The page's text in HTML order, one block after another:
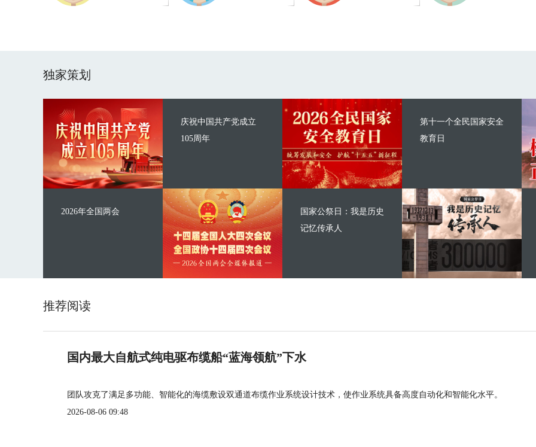
独家策划
庆祝中国共产党成立
105周年
2026年全国两会
第十一个全民国家安全
教育日
国家公祭日：我是历史
记忆传承人
推荐阅读
国内最大自航式纯电驱布缆船“蓝海领航”下水
团队攻克了满足多功能、智能化的海缆敷设双通道布缆作业系统设计技术，使作业系统具备高度自动化和智能化水平。
2026-08-06 09:48